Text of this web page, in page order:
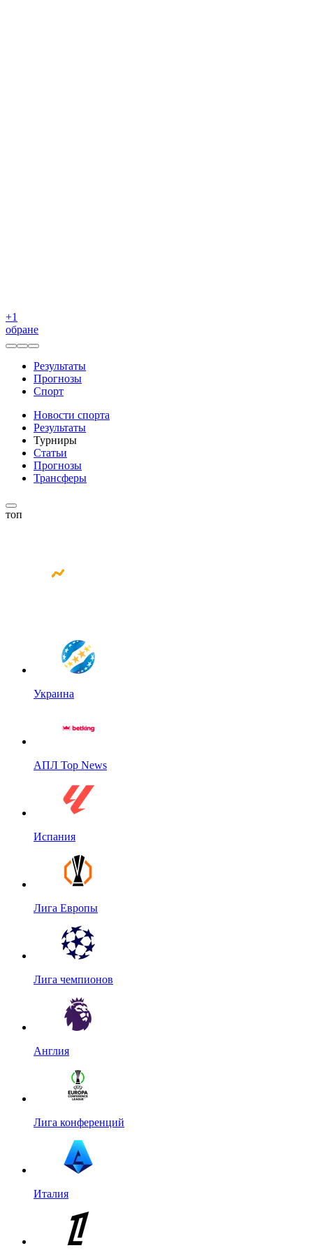
+1
обране
Результаты
Прогнозы
Спорт
Новости спорта
Результаты
Турниры
Статьи
Прогнозы
Трансферы
топ
Украина
АПЛ Top News
Испания
Лига Европы
Лига чемпионов
Англия
Лига конференций
Италия